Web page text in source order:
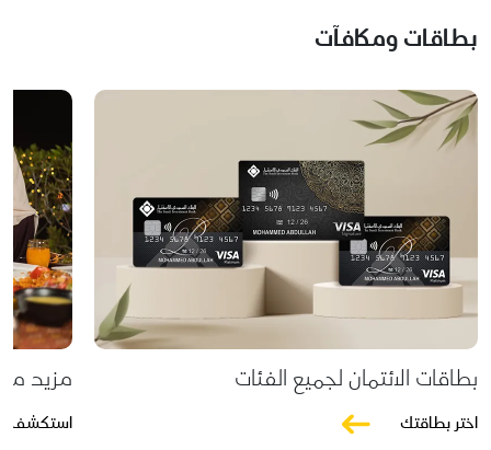
بطاقات ومكافآت
بطاقات الائتمان لجميع الفئات
اختر بطاقتك
مزيد
استكشف